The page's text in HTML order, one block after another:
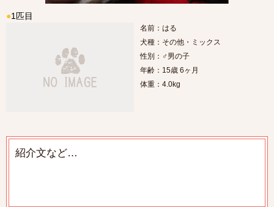
●1匹目
名前：はる
犬種：その他・ミックス
性別：♂男の子
年齢：15歳 6ヶ月
体重：4.0kg
紹介文など…